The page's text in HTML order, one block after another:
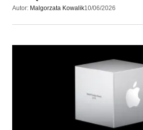
Autor: Malgorzata Kowalik10/06/2026